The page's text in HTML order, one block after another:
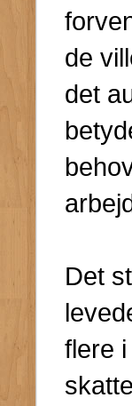
de
det
Det
flere